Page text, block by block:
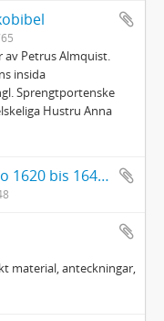
Petrus Almquist.
insida
Sprengtportenske
Hustru Anna
Ritterbancks-Protocoll de anno 1620 bis 1648 sammanbundet med Die dreijmahl gehaltene Curländische Ritterbänke von anno 1620, 1631 und 1634
material, anteckningar,